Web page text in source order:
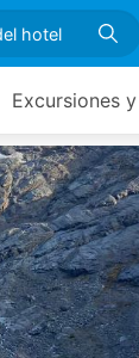
Excursiones